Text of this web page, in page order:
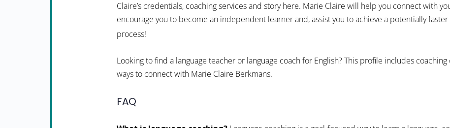
Claire’s credentials, coaching services and story here. Marie Claire will help you connect with
encourage you to become an independent learner and, assist you to achieve a potentially faster
process!
Looking to find a language teacher or language coach for English? This profile includes
ways to connect with Marie Claire Berkmans.
FAQ